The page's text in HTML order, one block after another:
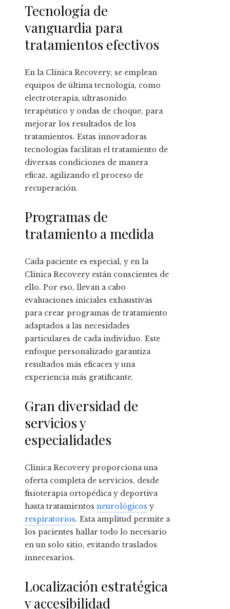
Tecnología de
vanguardia para
tratamientos efectivos
En la Clínica Recovery, se emplean
equipos de última tecnología, como
electroterapia, ultrasonido
terapéutico y ondas de choque, para
mejorar los resultados de los
tratamientos. Estas innovadoras
tecnologías facilitan el tratamiento de
diversas condiciones de manera
eficaz, agilizando el proceso de
recuperación.
Programas de
tratamiento a medida
Cada paciente es especial, y en la
Clínica Recovery están conscientes de
ello. Por eso, llevan a cabo
evaluaciones iniciales exhaustivas
para crear programas de tratamiento
adaptados a las necesidades
particulares de cada individuo. Este
enfoque personalizado garantiza
resultados más eficaces y una
experiencia más gratificante.
Gran diversidad de
servicios y
especialidades
Clínica Recovery proporciona una
oferta completa de servicios, desde
fisioterapia ortopédica y deportiva
hasta tratamientos neurológicos y
respiratorios. Esta amplitud permite a
los pacientes hallar todo lo necesario
en un solo sitio, evitando traslados
innecesarios.
Localización estratégica
y accesibilidad